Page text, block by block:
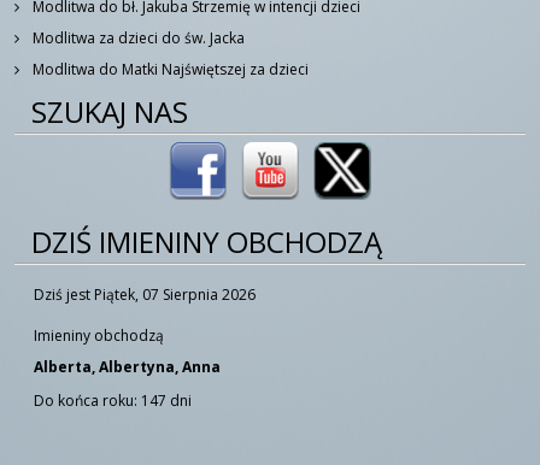
Modlitwa do bł. Jakuba Strzemię w intencji dzieci
Modlitwa za dzieci do św. Jacka
Modlitwa do Matki Najświętszej za dzieci
SZUKAJ NAS
DZIŚ IMIENINY OBCHODZĄ
Dziś jest Piątek, 07 Sierpnia 2026
Imieniny obchodzą
Alberta, Albertyna, Anna
Do końca roku: 147 dni